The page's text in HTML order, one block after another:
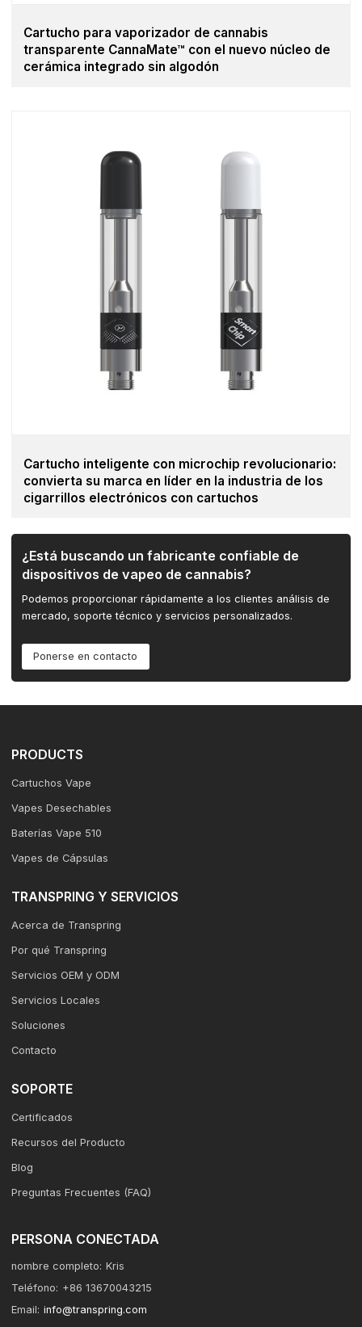
Cartucho para vaporizador de cannabis
transparente CannaMate™ con el nuevo núcleo de
cerámica integrado sin algodón
Cartucho inteligente con microchip revolucionario:
convierta su marca en líder en la industria de los
cigarrillos electrónicos con cartuchos
¿Está buscando un fabricante confiable de
dispositivos de vapeo de cannabis?
Podemos proporcionar rápidamente a los clientes análisis de
mercado, soporte técnico y servicios personalizados.
Ponerse en contacto
PRODUCTS
Cartuchos Vape
Vapes Desechables
Baterías Vape 510
Vapes de Cápsulas
TRANSPRING Y SERVICIOS
Acerca de Transpring
Por qué Transpring
Servicios OEM y ODM
Servicios Locales
Soluciones
Contacto
SOPORTE
Certificados
Recursos del Producto
Blog
Preguntas Frecuentes (FAQ)
PERSONA CONECTADA
nombre completo: Kris
Teléfono: +86 13670043215
Email: info@transpring.com